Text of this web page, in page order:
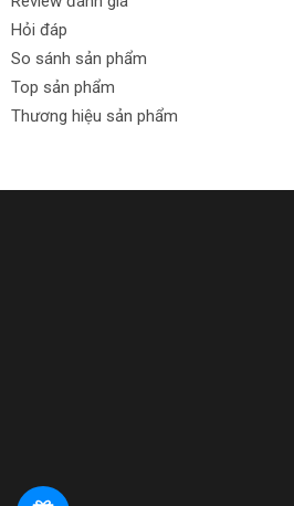
Hỏi đáp
So sánh sản phẩm
Top sản phẩm
Thương hiệu sản phẩm